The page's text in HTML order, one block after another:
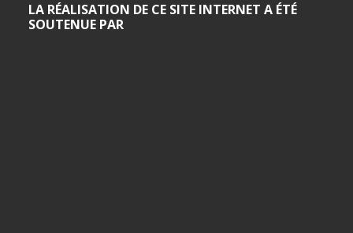
LA RÉALISATION DE CE SITE INTERNET A ÉTÉ
SOUTENUE PAR